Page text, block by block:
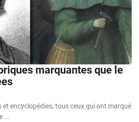
marquantes que le
et encyclopédies, tous ceux qui ont marqué
…